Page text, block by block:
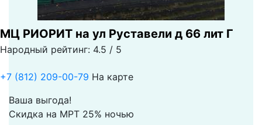
МЦ РИОРИТ на ул Руставели д 66 лит Г
Народный рейтинг: 4.5 / 5
+7 (812) 209-00-79 На карте
Ваша выгода!
Скидка на МРТ 25% ночью